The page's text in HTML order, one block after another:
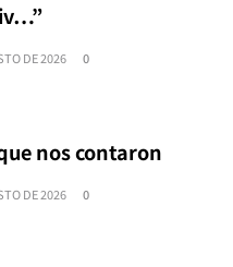
DE 2026 0
nos contaron
DE 2026 0